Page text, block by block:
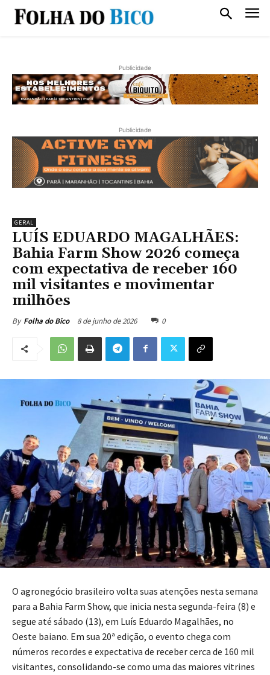
Publicidade
Publicidade
GERAL
LUÍS EDUARDO MAGALHÃES:
Bahia Farm Show 2026 começa
com expectativa de receber 160
mil visitantes e movimentar
milhões
By Folha do Bico 8 de junho de 2026 0
O agronegócio brasileiro volta suas atenções nesta semana
para a Bahia Farm Show, que inicia nesta segunda-feira (8) e
segue até sábado (13), em Luís Eduardo Magalhães, no
Oeste baiano. Em sua 20ª edição, o evento chega com
números recordes e expectativa de receber cerca de 160 mil
visitantes, consolidando-se como uma das maiores vitrines